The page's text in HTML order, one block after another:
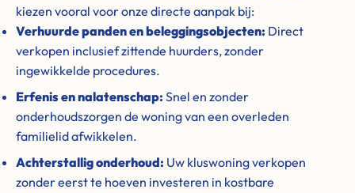
kiezen vooral voor onze directe aanpak bij:
Verhuurde panden en beleggingsobjecten: Direct
verkopen inclusief zittende huurders, zonder
ingewikkelde procedures.
Erfenis en nalatenschap: Snel en zonder
onderhoudszorgen de woning van een overleden
familielid afwikkelen.
Achterstallig onderhoud: Uw kluswoning verkopen
zonder eerst te hoeven investeren in kostbare